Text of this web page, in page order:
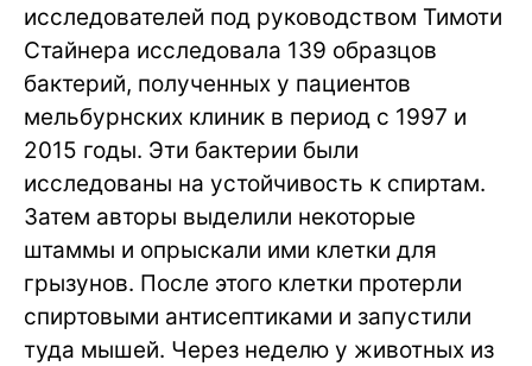
исследователей под руководством Тимоти
Стайнера исследовала 139 образцов
бактерий, полученных у пациентов
мельбурнских клиник в период с 1997 и
2015 годы. Эти бактерии были
исследованы на устойчивость к спиртам.
Затем авторы выделили некоторые
штаммы и опрыскали ими клетки для
грызунов. После этого клетки протерли
спиртовыми антисептиками и запустили
туда мышей. Через неделю у животных из